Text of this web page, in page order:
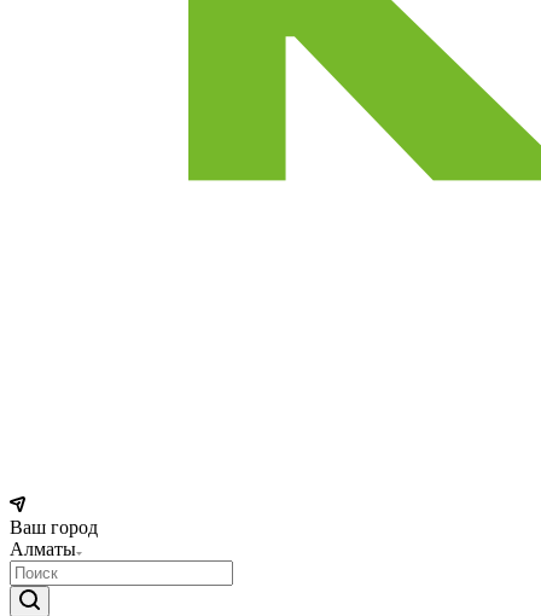
Ваш город
Алматы